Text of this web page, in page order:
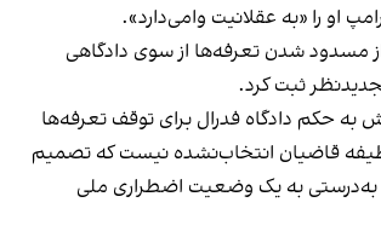
او را «به عقلانیت وامی‌دارد».
مسدود شدن تعرفه‌ها از سوی دادگاهی
ثبت کرد.
به حکم دادگاه فدرال برای توقف تعرفه‌ها
قاضیان انتخاب‌نشده نیست که تصمیم
به‌درستی به یک وضعیت اضطراری ملی